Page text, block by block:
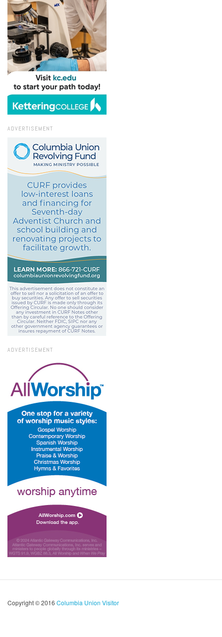
ADVERTISEMENT
ADVERTISEMENT
Copyright © 2016 Columbia Union Visitor